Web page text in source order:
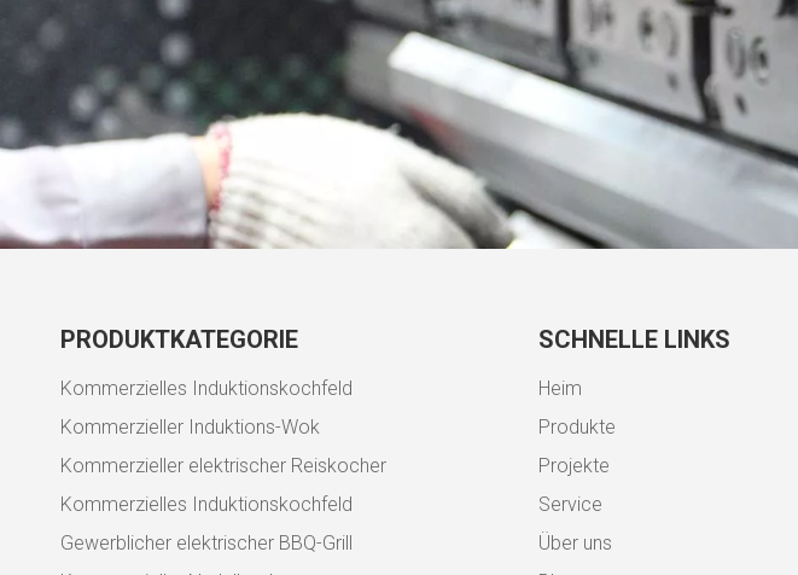
PRODUKTKATEGORIE
Kommerzielles Induktionskochfeld
Kommerzieller Induktions-Wok
Kommerzieller elektrischer Reiskocher
Kommerzielles Induktionskochfeld
Gewerblicher elektrischer BBQ-Grill
SCHNELLE LINKS
Heim
Produkte
Projekte
Service
Über uns